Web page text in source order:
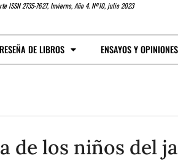
ISSN 2735-7627, Invierno, Año 4. Nº10, julio 2023
RESEÑA DE LIBROS ENSAYOS Y OPINIONES
de los niños del